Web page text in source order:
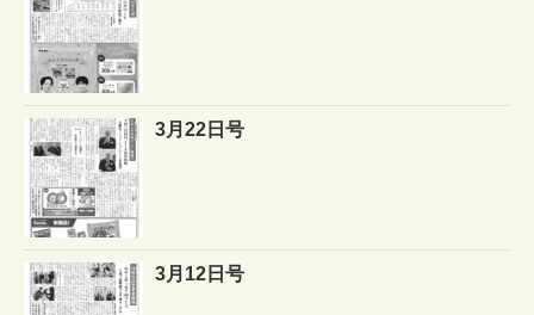
3月22日号
3月12日号